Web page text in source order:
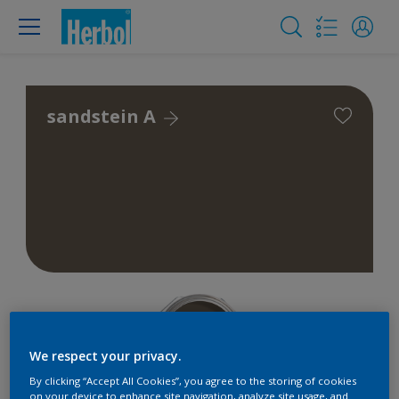
sandstein A
We respect your privacy.
By clicking “Accept All Cookies”, you agree to the storing of cookies
on your device to enhance site navigation, analyze site usage, and